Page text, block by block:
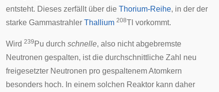
entsteht. Dieses zerfällt über die Thorium-Reihe, in der der
starke Gammastrahler Thallium 208Tl vorkommt.
Wird 239 Pu durch schnelle, also nicht abgebremste
Neutronen gespalten, ist die durchschnittliche Zahl neu
freigesetzter Neutronen pro gespaltenem Atomkern
besonders hoch. In einem solchen Reaktor kann daher